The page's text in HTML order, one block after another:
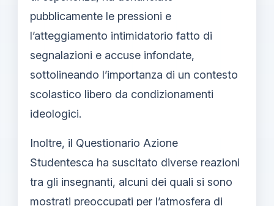
pubblicamente le pressioni e
l’atteggiamento intimidatorio fatto di
segnalazioni e accuse infondate,
sottolineando l’importanza di un contesto
scolastico libero da condizionamenti
ideologici.
Inoltre, il Questionario Azione
Studentesca ha suscitato diverse reazioni
tra gli insegnanti, alcuni dei quali si sono
mostrati preoccupati per l’atmosfera di